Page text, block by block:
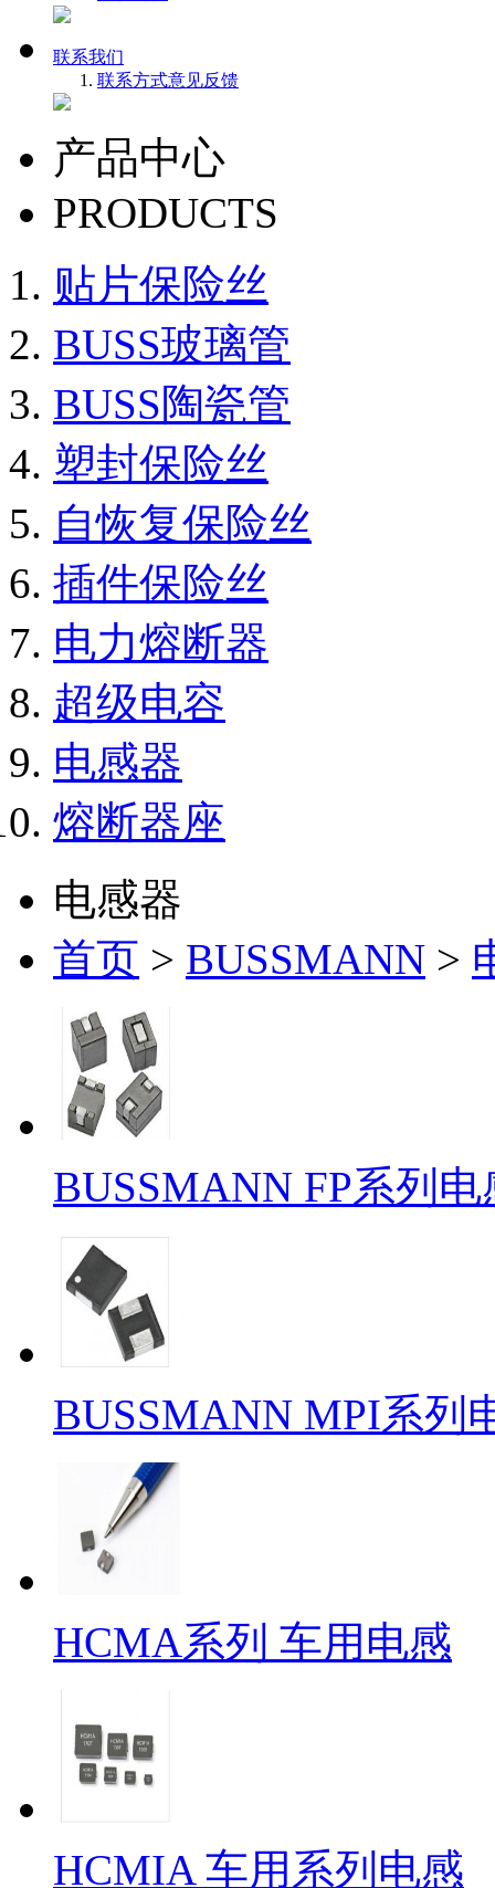
联系我们
联系方式意见反馈
产品中心
PRODUCTS
贴片保险丝
BUSS玻璃管
BUSS陶瓷管
塑封保险丝
自恢复保险丝
插件保险丝
电力熔断器
超级电容
电感器
熔断器座
电感器
首页 > BUSSMANN >
BUSSMANN FP系列电
BUSSMANN MPI系列
HCMA系列 车用电感
HCMIA 车用系列电感